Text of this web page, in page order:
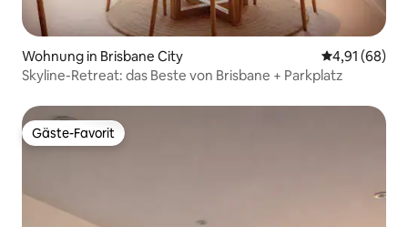
Wohnung in Brisbane City
4,91 (68)
Skyline-Retreat: das Beste von Brisbane + Parkplatz
Gäste-Favorit
Gäste-Favorit